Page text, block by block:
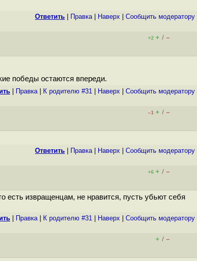
Ответить Правка| Наверх Cообщить модератору
+2 + / –
победы остаются впереди.
Правка| К родителю #31 Наверх Cообщить модератору
–1 + / –
Ответить Правка| Наверх Cообщить модератору
+6 + / –
есть извращенцам, не нравится, пусть убьют себя
Правка| К родителю #31 Наверх Cообщить модератору
+ / –